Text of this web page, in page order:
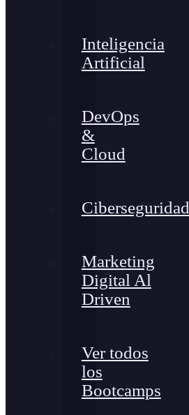
Inteligencia
Artificial
DevOps
&
Cloud
Ciberseguridad
Marketing
Digital Al
Driven
Ver todos
los
Bootcamps